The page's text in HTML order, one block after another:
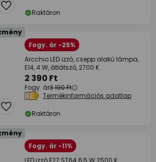
Raktáron
Fogy. ár -25%
Arcchio LED izzó, csepp alakú lámpa,
E14, 4 W, átlátszó, 2700 K
2 390 Ft
Fogy. ár3 190 Ft
Termékinformációs adatlap
Raktáron
Fogy. ár -11%